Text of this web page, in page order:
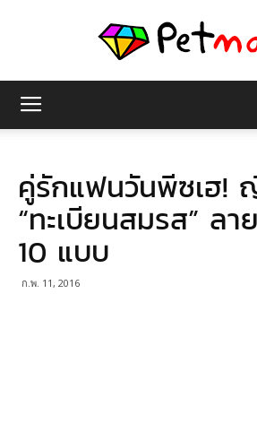
มายา
คู่รักแฟนวันพีซเฮ!
“ทะเบียนสมรส” ล
10 แบบ
ก.พ. 11, 2016